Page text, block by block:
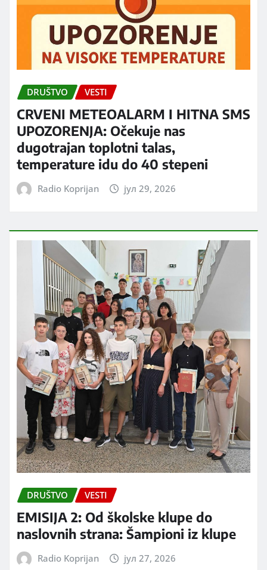
DRUŠTVO VESTI
CRVENI METEOALARM I HITNA SMS
UPOZORENJA: Očekuje nas
dugotrajan toplotni talas,
temperature idu do 40 stepeni
Radio Koprijan јул 29, 2026
DRUŠTVO VESTI
EMISIJA 2: Od školske klupe do
naslovnih strana: Šampioni iz klupe
Radio Koprijan јул 27, 2026